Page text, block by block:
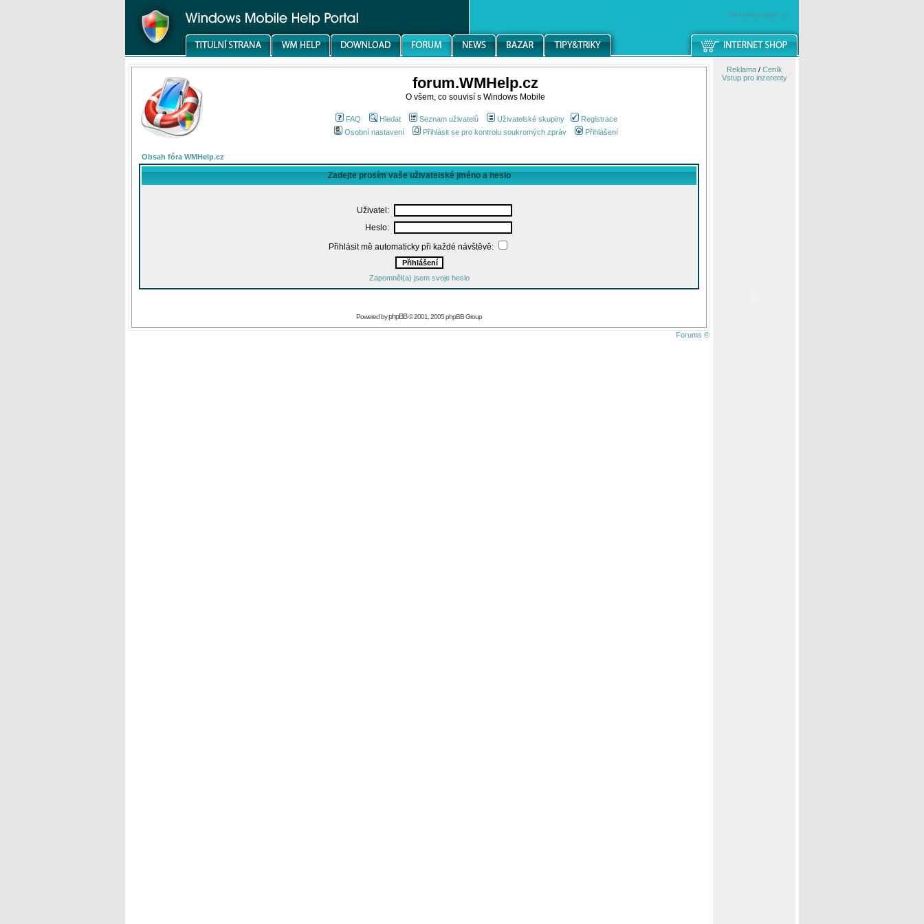
windowsmobile.cz
forum.WMHelp.cz
O všem, co souvisí s Windows Mobile
FAQ Hledat Seznam uživatelů Uživatelské skupiny
Registrace
Osobní nastavení
Přihlásit se pro kontrolu soukromých zpráv Přihlášení
Obsah fóra WMHelp.cz
Zadejte prosím vaše uživatelské jméno a heslo
Uživatel:
Heslo:
Přihlásit mě automaticky při každé návštěvě:
Zapomněl(a) jsem svoje heslo
Powered byphpBB© 2001, 2005 phpBB Group
Forums ©
Reklama/ Ceník
Vstup pro inzerenty